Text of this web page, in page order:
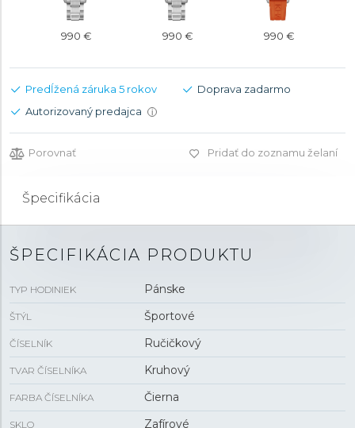
990 € 990 € 990 €
Predĺžená záruka 5 rokov
Doprava zadarmo
Autorizovaný predajca
i
Porovnať Pridať do zoznamu želaní
Špecifikácia
ŠPECIFIKÁCIA PRODUKTU
TYP HODINIEK Pánske
ŠTÝL Športové
ČÍSELNÍK Ručičkový
TVAR ČÍSELNÍKA Kruhový
FARBA ČÍSELNÍKA Čierna
SKLO Zafírové